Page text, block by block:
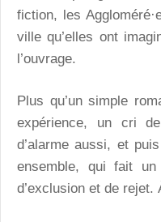
fiction, les
ville qu’elles ont
l’ouvrage.
Plus qu’un simple
expérience, un cri
d’alarme aussi, et
ensemble, qui fait
d’exclusion et de rejet.